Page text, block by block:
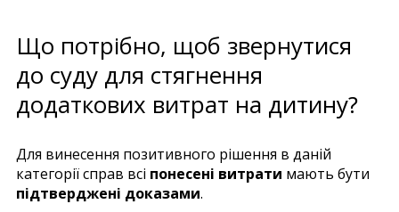
Що потрібно, щоб звернутися
до суду для стягнення
додаткових витрат на дитину?
Для винесення позитивного рішення в даній
категорії справ всі понесені витрати мають бути
підтверджені доказами.